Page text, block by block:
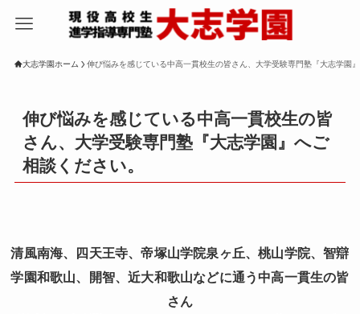
大志学園ホーム 伸び悩みを感じている中高一貫校生の皆さん、大学受験専門塾『大志学園
伸び悩みを感じている中高一貫校生の皆
さん、大学受験専門塾『大志学園』へご
相談ください。
清風南海、四天王寺、帝塚山学院泉ヶ丘、桃山学院、智辯
学園和歌山、開智、近大和歌山などに通う中高一貫生の皆
さん